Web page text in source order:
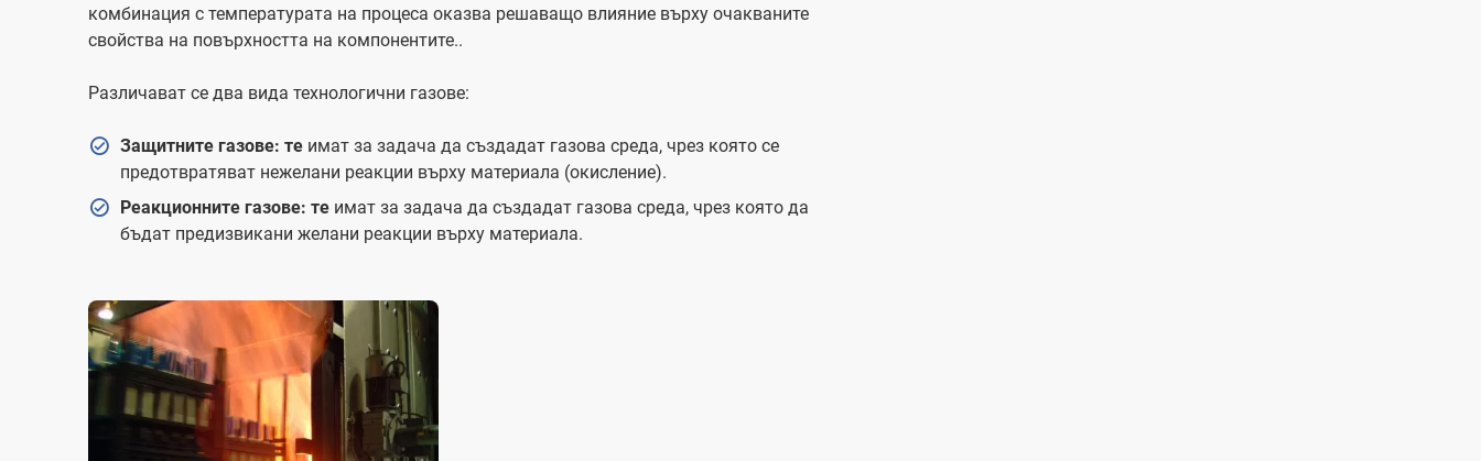
комбинация с температурата на процеса оказва решаващо влияние върху очакваните
свойства на повърхността на компонентите..
Различават се два вида технологични газове:
Защитните газове: те имат за задача да създадат газова среда, чрез която се
предотвратяват нежелани реакции върху материала (окисление).
Реакционните газове: те имат за задача да създадат газова среда, чрез която да
бъдат предизвикани желани реакции върху материала.